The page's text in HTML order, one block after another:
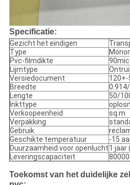
Specificatie:
Gezicht het eindigen
Type
Pvc-filmdikte
90mic
Lijmtype
Versiedocument
Breedte
Lengte
50/
Inkttype
Verkoopeenheid
sq.m
Verpakking
Gebruik
Geschikte temperatuur
-15
Duurzaamheid voor openlucht1 jaar
Leveringscapaciteit
Toekomst van het duidelijke